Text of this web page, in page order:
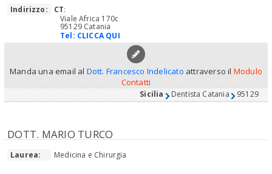
Indirizzo:
CT:
Viale Africa 170c
95129 Catania
Tel: CLICCA QUI
Manda una email al Dott. Francesco Indelicato attraverso il Modulo
Contatti
Sicilia Dentista Catania 95129
DOTT. MARIO TURCO
Laurea: Medicina e Chirurgia